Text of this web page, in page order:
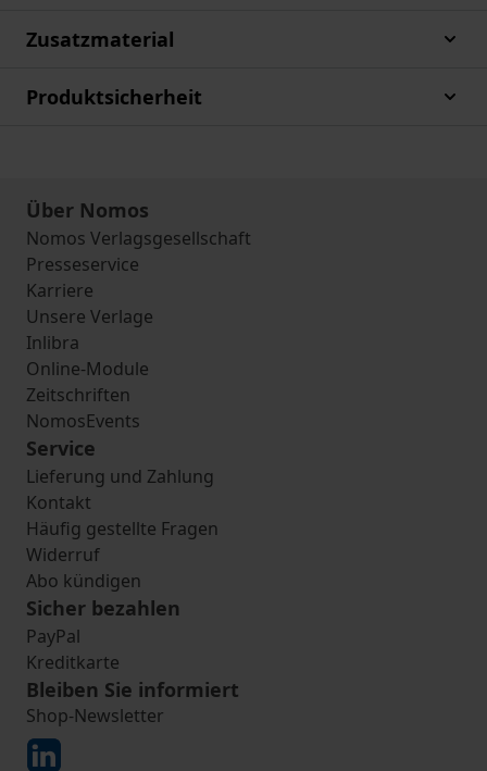
Zusatzmaterial
Produktsicherheit
Über Nomos
Nomos Verlagsgesellschaft
Presseservice
Karriere
Unsere Verlage
Inlibra
Online-Module
Zeitschriften
NomosEvents
Service
Lieferung und Zahlung
Kontakt
Häufig gestellte Fragen
Widerruf
Abo kündigen
Sicher bezahlen
PayPal
Kreditkarte
Bleiben Sie informiert
Shop-Newsletter